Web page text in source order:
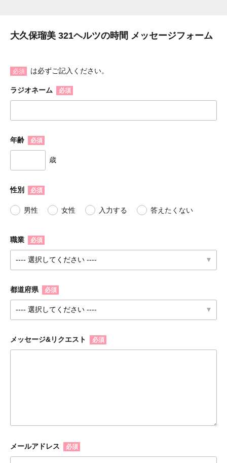
大久保瑠美 321ヘルツの時間 メッセージフォーム
必須 は必ずご記入ください。
ラジオネーム 必須
年齢 必須
歳
性別 必須
男性 女性 入力する 答えたくない
職業 必須
都道府県 必須
メッセージ&リクエスト 必須
メールアドレス 必須